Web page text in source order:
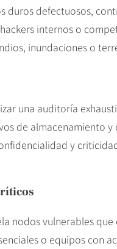
duros defectuosos,
internos o
inundaciones o
una auditoría
de almacenamiento
y
nodos vulnerables
o equipos con